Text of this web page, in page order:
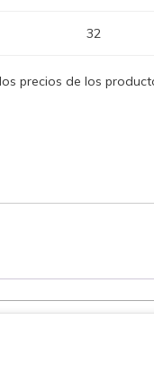
32
precios de los